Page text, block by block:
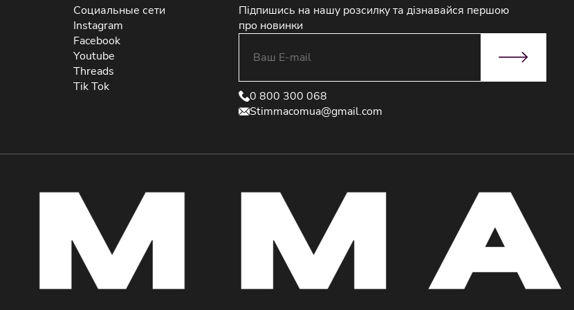
Социальные сети
Instagram
Facebook
Youtube
Threads
Tik Tok
Підпишись на нашу розсилку та дізнавайся першою
про новинки
0 800 300 068
Stimmacomua@gmail.com